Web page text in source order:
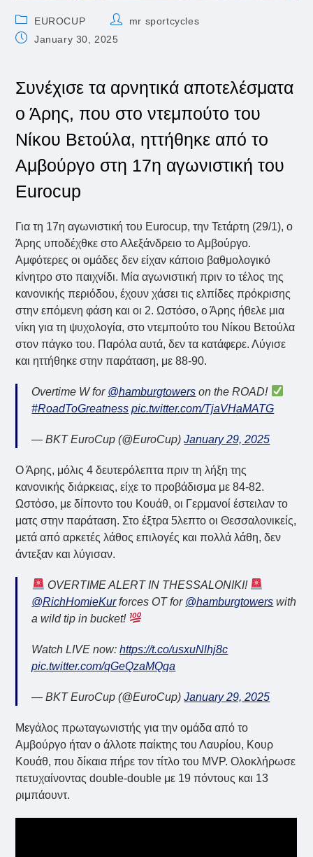
Post
category:
EUROCUP
Postmr sportcycles
PostJanuary 30, 2025
Συνέχισε τα αρνητικά αποτελέσματα
ο Άρης, που στο ντεμπούτο του
Νίκου Βετούλα, ηττήθηκε από το
Αμβούργο στη 17η αγωνιστική του
Eurocup
Για τη 17η αγωνιστική του Eurocup, την Τετάρτη (29/1), ο
Άρης υποδέχθκε στο Αλεξάνδρειο το Αμβούργο.
Αμφότερες οι ομάδες δεν είχαν κάποιο βαθμολογικό
κίνητρο στο παιχνίδι. Μία αγωνιστική πριν το τέλος της
κανονικής περιόδου, έχουν χάσει τις ελπίδες πρόκρισης
στην επόμενη φάση και οι 2. Ωστόσο, ο Άρης ήθελε μια
νίκη για τη ψυχολογία, στο ντεμπούτο του Νίκου Βετούλα
στον πάγκο του. Παρόλα αυτά, δεν τα κατάφερε. Λύγισε
και ηττήθηκε στην παράταση, με 88-90.
Overtime W for @hamburgtowers on the ROAD!
#RoadToGreatness pic.twitter.com/TjaVHaMATG
— BKT EuroCup (@EuroCup)January 29, 2025
Ο Άρης, μόλις 4 δευτερόλεπτα πριν τη λήξη της
κανονικής διάρκειας, είχε το προβάδισμα με 84-82.
Ωστόσο, με δίποντο του Κουάθ, οι Γερμανοί έστειλαν το
ματς στην παράταση. Στο έξτρα 5λεπτο οι Θεσσαλονικείς,
μετά από αρκετές λάθος επιλογές και πολλά λάθη, δεν
άντεξαν και λύγισαν.
OVERTIME ALERT IN THESSALONIKI!
@RichHomieKurforces OT for @hamburgtowers with
a wild tip in bucket!
Watch LIVE now:https://t.co/usxuNlhj8c
pic.twitter.com/qGeQzaMQqa
— BKT EuroCup (@EuroCup)January 29, 2025
Μεγάλος πρωταγωνιστής για την ομάδα από το
Αμβούργο ήταν ο άλλοτε παίκτης του Λαυρίου, Κουρ
Κουάθ, που δίκαια πήρε τον τίτλο του MVP. Ολοκλήρωσε
πετυχαίνοντας double-double με 19 πόντους και 13
ριμπάουντ.